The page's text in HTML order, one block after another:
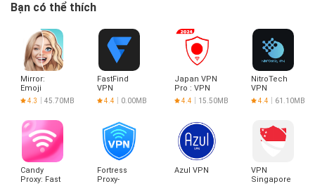
Bạn có thể thích
Mirror:
Emoji
meme
maker
4.3 45.70MB
FastFind
VPN
4.4 0.00MB
Japan VPN
Pro : VPN
For Japan
4.4 15.50MB
NitroTech
VPN
4.4 61.10MB
Candy
Proxy: Fast
Fortress
Proxy-
Azul VPN
VPN
Singapore